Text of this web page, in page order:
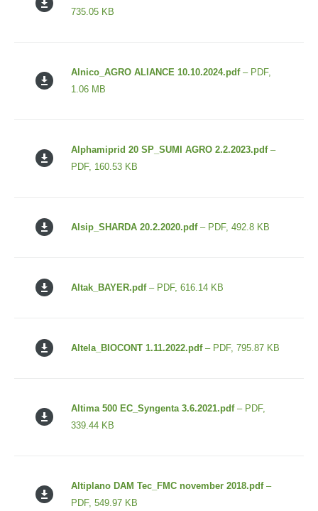
735.05 KB
Alnico_AGRO ALIANCE 10.10.2024.pdf– PDF,
1.06 MB
Alphamiprid 20 SP_SUMI AGRO 2.2.2023.pdf–
PDF, 160.53 KB
Alsip_SHARDA 20.2.2020.pdf– PDF, 492.8 KB
Altak_BAYER.pdf– PDF, 616.14 KB
Altela_BIOCONT 1.11.2022.pdf– PDF, 795.87 KB
Altima 500 EC_Syngenta 3.6.2021.pdf– PDF,
339.44 KB
Altiplano DAM Tec_FMC november 2018.pdf–
PDF, 549.97 KB